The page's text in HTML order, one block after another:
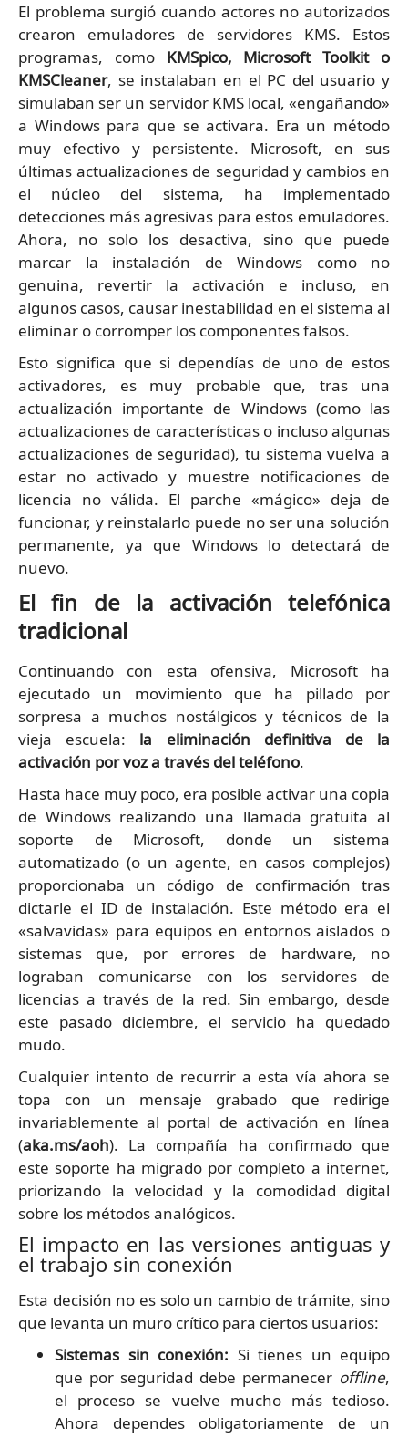
El problema surgió cuando actores no autorizados
crearon emuladores de servidores KMS. Estos
programas, como KMSpico, Microsoft Toolkit o
KMSCleaner, se instalaban en el PC del usuario y
simulaban ser un servidor KMS local, «engañando»
a Windows para que se activara. Era un método
muy efectivo y persistente. Microsoft, en sus
últimas actualizaciones de seguridad y cambios en
el núcleo del sistema, ha implementado
detecciones más agresivas para estos emuladores.
Ahora, no solo los desactiva, sino que puede
marcar la instalación de Windows como no
genuina, revertir la activación e incluso, en
algunos casos, causar inestabilidad en el sistema al
eliminar o corromper los componentes falsos.
Esto significa que si dependías de uno de estos
activadores, es muy probable que, tras una
actualización importante de Windows (como las
actualizaciones de características o incluso algunas
actualizaciones de seguridad), tu sistema vuelva a
estar no activado y muestre notificaciones de
licencia no válida. El parche «mágico» deja de
funcionar, y reinstalarlo puede no ser una solución
permanente, ya que Windows lo detectará de
nuevo.
El fin de la activación telefónica
tradicional
Continuando con esta ofensiva, Microsoft ha
ejecutado un movimiento que ha pillado por
sorpresa a muchos nostálgicos y técnicos de la
vieja escuela: la eliminación definitiva de la
activación por voz a través del teléfono.
Hasta hace muy poco, era posible activar una copia
de Windows realizando una llamada gratuita al
soporte de Microsoft, donde un sistema
automatizado (o un agente, en casos complejos)
proporcionaba un código de confirmación tras
dictarle el ID de instalación. Este método era el
«salvavidas» para equipos en entornos aislados o
sistemas que, por errores de hardware, no
lograban comunicarse con los servidores de
licencias a través de la red. Sin embargo, desde
este pasado diciembre, el servicio ha quedado
mudo.
Cualquier intento de recurrir a esta vía ahora se
topa con un mensaje grabado que redirige
invariablemente al portal de activación en línea
(aka.ms/aoh). La compañía ha confirmado que
este soporte ha migrado por completo a internet,
priorizando la velocidad y la comodidad digital
sobre los métodos analógicos.
El impacto en las versiones antiguas y
el trabajo sin conexión
Esta decisión no es solo un cambio de trámite, sino
que levanta un muro crítico para ciertos usuarios:
Sistemas sin conexión: Si tienes un equipo
que por seguridad debe permanecer offline,
el proceso se vuelve mucho más tedioso.
Ahora dependes obligatoriamente de un